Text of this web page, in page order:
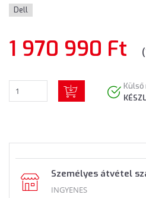
Dell
1 970 990 Ft
Külső
Személyes átvétel
INGYENES